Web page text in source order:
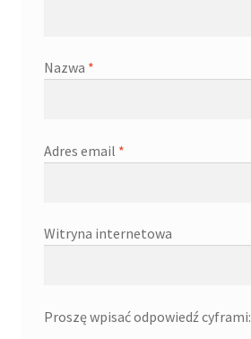
Nazwa *
Adres email *
Witryna internetowa
Proszę wpisać odpowiedź cyframi: